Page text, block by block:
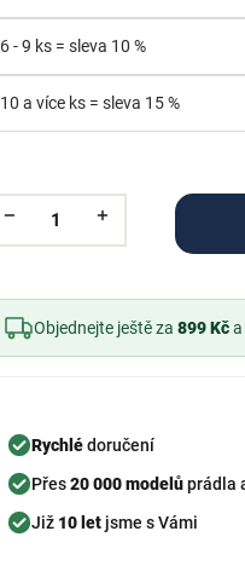
6 - 9 ks = sleva 10 %
10 a více ks = sleva 15 %
Objednejte ještě za 899 Kča
Rychlédoručení
Přes20 000 modelůprádla
Již 10 letjsme s Vámi